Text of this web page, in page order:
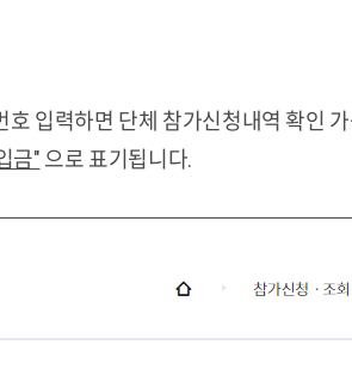
입력하면 단체 참가신청내역 확인
금" 으로 표기됩니다.